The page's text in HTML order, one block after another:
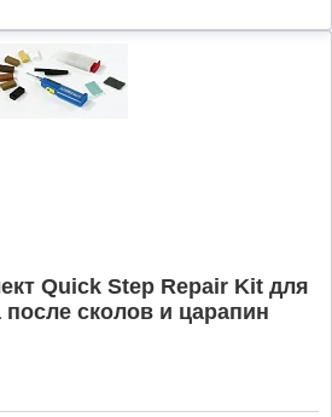
Quick Step Repair Kit для
сколов и царапин